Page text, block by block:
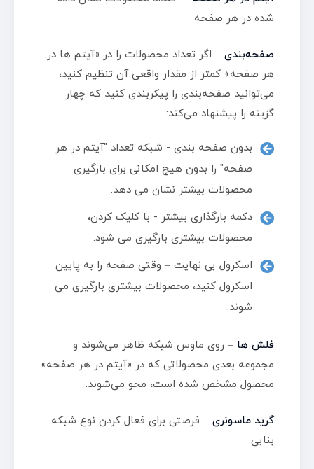
شده در هر صفحه
صفحه‌بندی – اگر تعداد محصولات را در «آیتم ها در
هر صفحه» کمتر از مقدار واقعی آن تنظیم کنید،
می‌توانید صفحه‌بندی را پیکربندی کنید که چهار
گزینه را پیشنهاد می‌کند:
بدون صفحه بندی - شبکه تعداد "آیتم در هر
صفحه" را بدون هیچ امکانی برای بارگیری
محصولات بیشتر نشان می دهد.
دکمه بارگذاری بیشتر - با کلیک کردن،
محصولات بیشتری بارگیری می شود.
اسکرول بی نهایت – وقتی صفحه را به پایین
اسکرول کنید، محصولات بیشتری بارگیری می
شوند.
فلش ها – روی ماوس شبکه ظاهر می‌شوند و
مجموعه بعدی محصولاتی که در «آیتم در هر صفحه»
محصول مشخص شده است، محو می‌شوند.
گرید ماسونری – فرصتی برای فعال کردن نوع شبکه
بنایی